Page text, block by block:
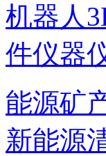
机器人
件仪器
能源矿
新能源